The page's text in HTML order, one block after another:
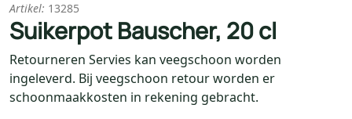
Artikel: 13285
Suikerpot Bauscher, 20 cl
Retourneren Servies kan veegschoon worden
ingeleverd. Bij veegschoon retour worden er
schoonmaakkosten in rekening gebracht.